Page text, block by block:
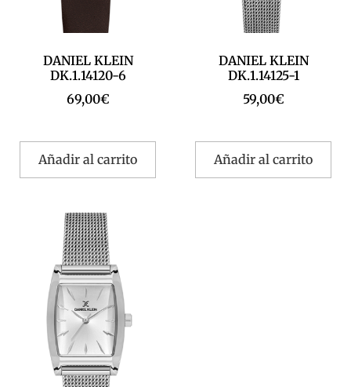
DANIEL KLEIN
DK.1.14120-6
69,00€
Añadir al carrito
DANIEL KLEIN
DK.1.14125-1
59,00€
Añadir al carrito